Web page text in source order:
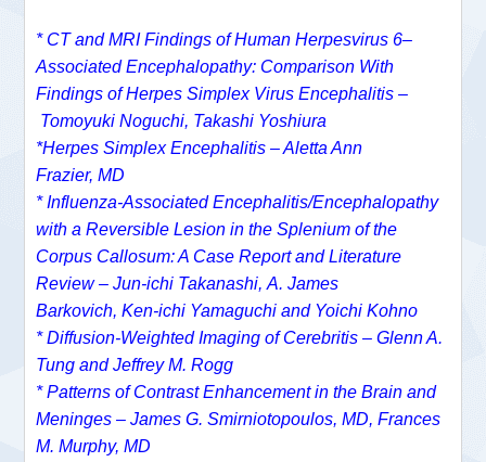
* CT and MRI Findings of Human Herpesvirus 6–
Associated Encephalopathy: Comparison With
Findings of Herpes Simplex Virus Encephalitis –
Tomoyuki Noguchi, Takashi Yoshiura
*Herpes Simplex Encephalitis – Aletta Ann
Frazier, MD
* Influenza-Associated Encephalitis/Encephalopathy
with a Reversible Lesion in the Splenium of the
Corpus Callosum: A Case Report and Literature
Review –Jun-ichi Takanashi,A. James
Barkovich,Ken-ichi Yamaguchi and Yoichi Kohno
*Diffusion-Weighted Imaging of Cerebritis –Glenn A.
Tung andJeffrey M. Rogg
*Patterns of Contrast Enhancement in the Brain and
Meninges –James G. Smirniotopoulos, MD,Frances
M. Murphy, MD